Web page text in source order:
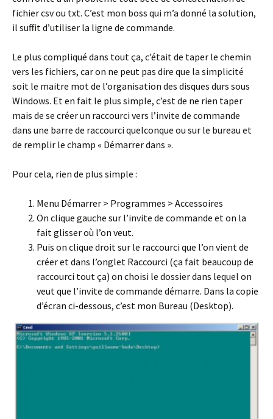
fichier csv ou txt. C’est mon boss qui m’a donné la solution,
il suffit d’utiliser la ligne de commande.
Le plus compliqué dans tout ça, c’était de taper le chemin
vers les fichiers, car on ne peut pas dire que la simplicité
soit le maitre mot de l’organisation des disques durs sous
Windows. Et en fait le plus simple, c’est de ne rien taper
mais de se créer un raccourci vers l’invite de commande
dans une barre de raccourci quelconque ou sur le bureau et
de remplir le champ « Démarrer dans ».
Pour cela, rien de plus simple :
Menu Démarrer > Programmes > Accessoires
On clique gauche sur l’invite de commande et on la
fait glisser où l’on veut.
Puis on clique droit sur le raccourci que l’on vient de
créer et dans l’onglet Raccourci (ça fait beaucoup de
raccourci tout ça) on choisi le dossier dans lequel on
veut que l’invite de commande démarre. Dans la copie
d’écran ci-dessous, c’est mon Bureau (Desktop).